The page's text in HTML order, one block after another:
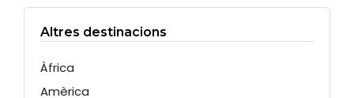
Altres destinacions
Àfrica
Amèrica